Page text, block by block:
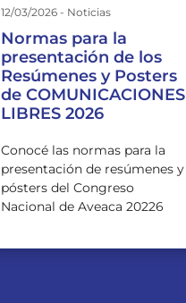
12/03/2026 - Noticias
Normas para la
presentación de los
Resúmenes y Posters
de COMUNICACIONES
LIBRES 2026
Conocé las normas para la
presentación de resúmenes y
pósters del Congreso
Nacional de Aveaca 20226